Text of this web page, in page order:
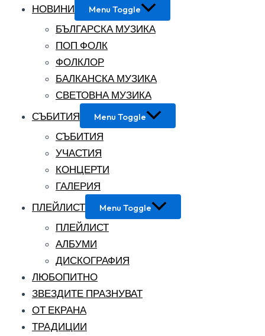
НОВИНИ Menu Toggle
БЪЛГАРСКА МУЗИКА
ПОП ФОЛК
ФОЛКЛОР
БАЛКАНСКА МУЗИКА
СВЕТОВНА МУЗИКА
СЪБИТИЯ
Menu Toggle
СЪБИТИЯ
УЧАСТИЯ
КОНЦЕРТИ
ГАЛЕРИЯ
ПЛЕЙЛИСТ
Menu Toggle
ПЛЕЙЛИСТ
АЛБУМИ
ДИСКОГРАФИЯ
ЛЮБОПИТНО
ЗВЕЗДИТЕ ПРАЗНУВАТ
ОТ ЕКРАНА
ТРАДИЦИИ